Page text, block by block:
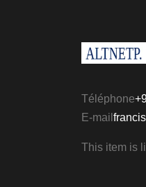
Téléphone
E-mail
This item is